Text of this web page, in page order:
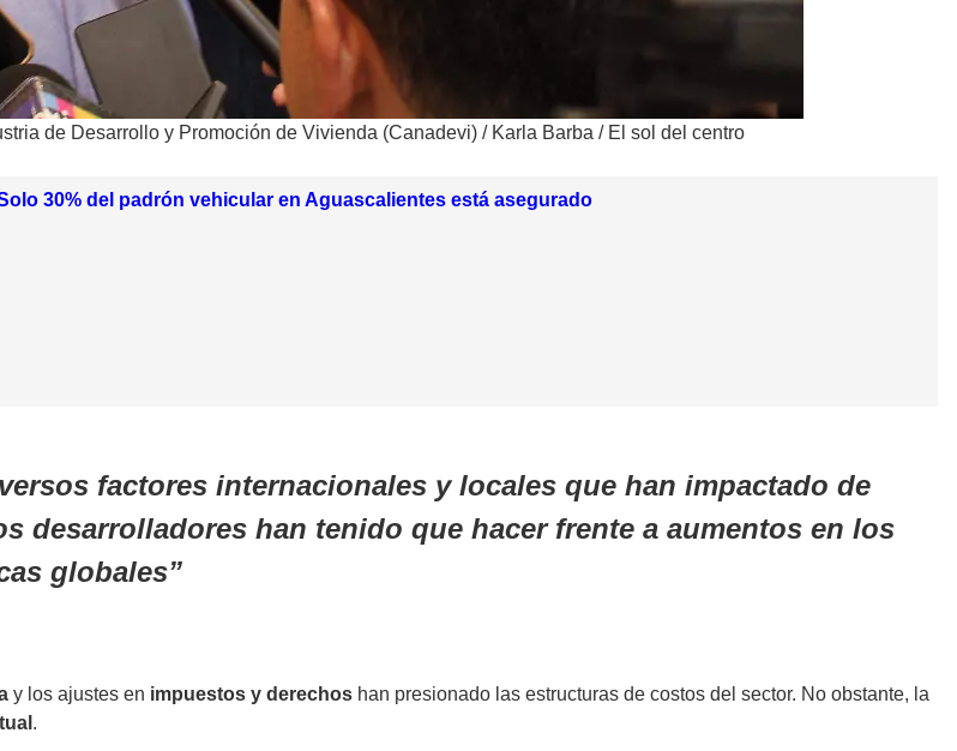
de Desarrollo y Promoción de Vivienda (Canadevi) / Karla Barba / El sol del centro
30% del padrón vehicular en Aguascalientes está asegurado
factores internacionales y locales que han impactado de
desarrolladores han tenido que hacer frente a aumentos en los
globales
y los ajustes en impuestos y derechos han presionado las estructuras de costos del sector. No obstante, la
.